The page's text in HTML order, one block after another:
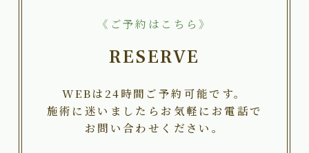
《ご予約はこちら》
RESERVE
WEBは24時間ご予約可能です。
施術に迷いましたらお気軽にお電話で
お問い合わせください。